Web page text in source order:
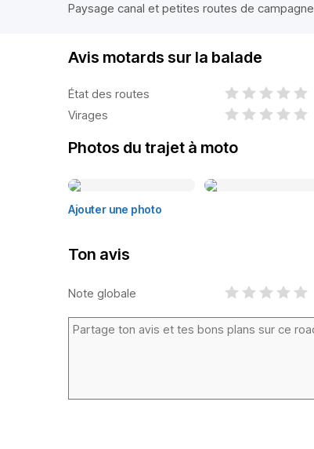
Paysage canal et petites routes de campagne
Avis motards sur la balade
État des routes
Virages
Photos du trajet à moto
Ajouter une photo
Ton avis
Note globale